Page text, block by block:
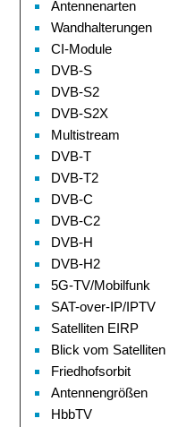
Antennenarten
Wandhalterungen
CI-Module
DVB-S
DVB-S2
DVB-S2X
Multistream
DVB-T
DVB-T2
DVB-C
DVB-C2
DVB-H
DVB-H2
5G-TV/Mobilfunk
SAT-over-IP/IPTV
Satelliten EIRP
Blick vom Satelliten
Friedhofsorbit
Antennengrößen
HbbTV